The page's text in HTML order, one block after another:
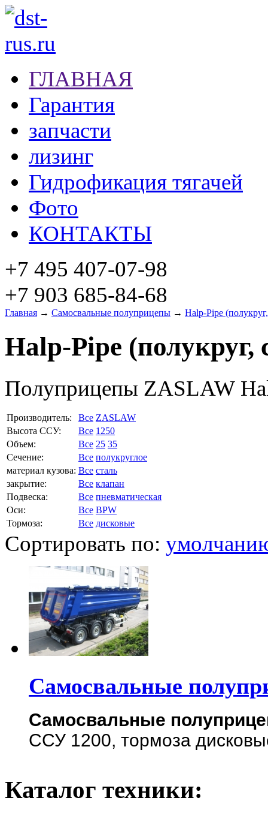
ГЛАВНАЯ
Гарантия
запчасти
лизинг
Гидрофикация тягачей
Фото
КОНТАКТЫ
+7 495 407-07-98
+7 903 685-84-68
Главная → Самосвальные полуприцепы → Halp-Pipe
Halp-Pipe (полукруг,
Полуприцепы ZASLAW
Производитель: Все ZASLAW
Высота ССУ:
Все 1250
Объем:
Все 25 35
Сечение:
Все полукруглое
материал кузова: Все сталь
закрытие:
Все клапан
Подвеска:
Все пневматическая
Оси:
Все BPW
Тормоза:
Все дисковые
Сортировать по:
Самосвальные
Самосвальные
ССУ 1200, тормоза
Каталог техники: